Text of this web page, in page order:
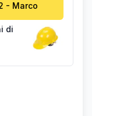
- Marco
di